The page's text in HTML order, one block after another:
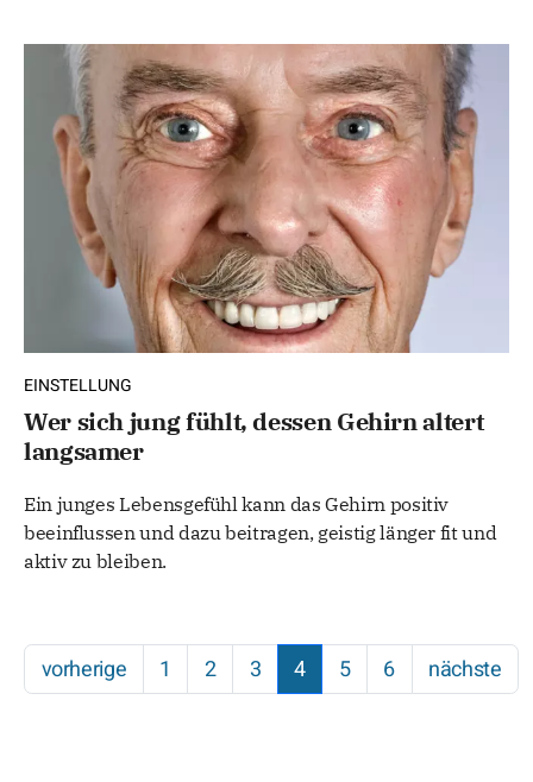
EINSTELLUNG
Wer sich jung fühlt, dessen Gehirn altert
langsamer
Ein junges Lebensgefühl kann das Gehirn positiv
beeinflussen und dazu beitragen, geistig länger fit und
aktiv zu bleiben.
vorherige 1 2 3 4 5 6 nächste